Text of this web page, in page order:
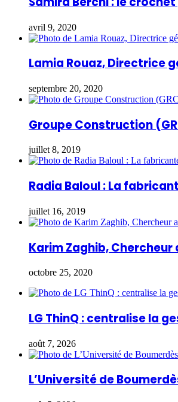
avril 9, 2020
Lamia Rouaz, Directrice
septembre 20, 2020
Groupe Construction
juillet 8, 2019
Radia Baloul : La
juillet 16, 2019
Karim Zaghib, Chercheur
octobre 25, 2020
LG ThinQ : centralise la
août 7, 2026
L’Université de